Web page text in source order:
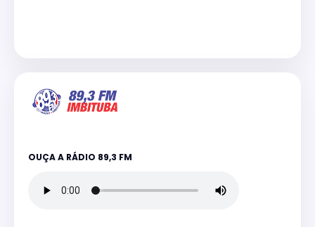
OUÇA A RÁDIO 89,3 FM